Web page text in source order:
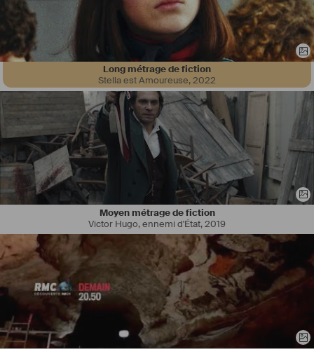
Long métrage de fiction
Stella est Amoureuse,2022
Moyen métrage de fiction
Victor Hugo, ennemi d'État,2019